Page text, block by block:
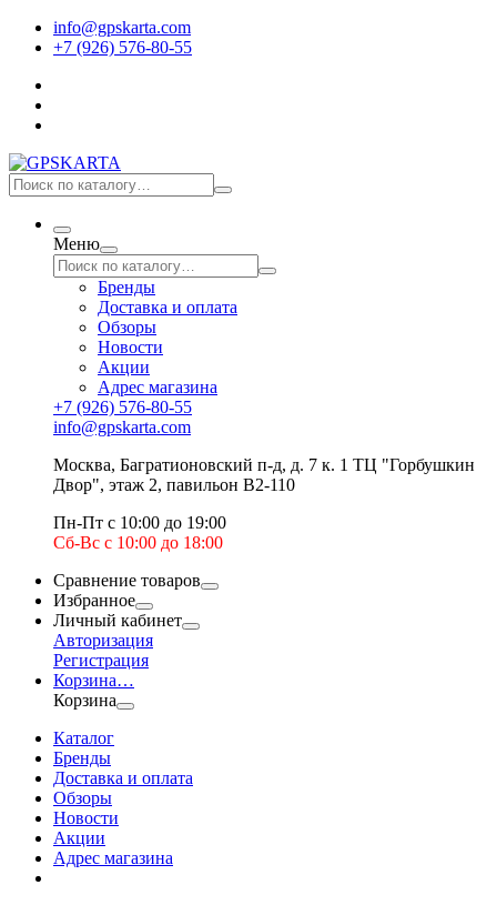
info@gpskarta.com
+7 (926) 576-80-55
Меню
Бренды
Доставка и оплата
Обзоры
Новости
Акции
Адрес магазина
+7 (926) 576-80-55
info@gpskarta.com
Москва, Багратионовский п-д, д. 7 к. 1 ТЦ "Горбушкин
Двор", этаж 2, павильон B2-110
Пн-Пт с 10:00 до 19:00
Сб-Вс с 10:00 до 18:00
Сравнение товаров
Избранное
Личный кабинет
Авторизация
Регистрация
Корзина…
Корзина
Каталог
Бренды
Доставка и оплата
Обзоры
Новости
Акции
Адрес магазина